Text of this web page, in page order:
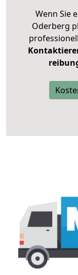
Wenn Sie
Oderberg